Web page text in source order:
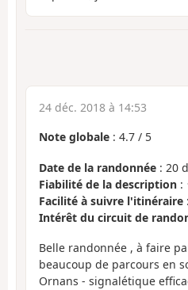
24 déc. 2018 à 14:53
Note globale : 4.7 / 5
Date de la randonnée : 20
Fiabilité de la description :
Facilité à suivre l'itinéraire
Intérêt du circuit de
Belle randonnée , à faire
beaucoup de parcours en
Ornans - signalétique